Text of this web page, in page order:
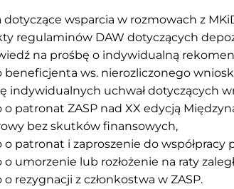
dotyczące wsparcia w rozmowach z
regulaminów DAW dotyczących
na prośbę o indywidualną
beneficjenta ws. nierozliczonego
indywidualnych uchwał dotyczących
o patronat ZASP nad XX edycją
bez skutków finansowych,
o patronat i zaproszenie do współpracy
o umorzenie lub rozłożenie na raty
o rezygnacji z członkostwa w ZASP.